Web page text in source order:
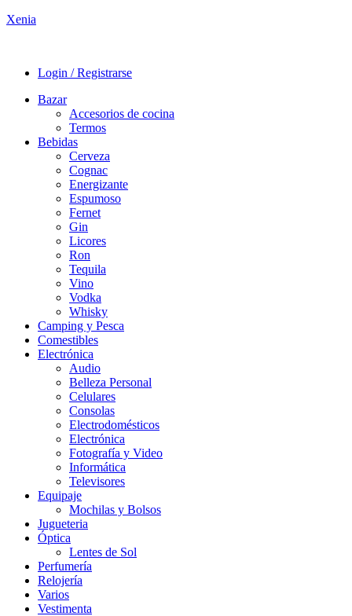
Xenia
Login / Registrarse
Bazar
Accesorios de cocina
Termos
Bebidas
Cerveza
Cognac
Energizante
Espumoso
Fernet
Gin
Licores
Ron
Tequila
Vino
Vodka
Whisky
Camping y Pesca
Comestibles
Electrónica
Audio
Belleza Personal
Celulares
Consolas
Electrodomésticos
Electrónica
Fotografía y Video
Informática
Televisores
Equipaje
Mochilas y Bolsos
Jugueteria
Óptica
Lentes de Sol
Perfumería
Relojería
Varios
Vestimenta